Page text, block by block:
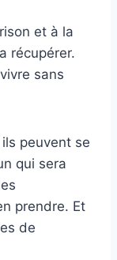
et à la
récupérer.
sans
peuvent se
qui sera
prendre. Et
de